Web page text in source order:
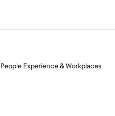
People Experience & Workplaces